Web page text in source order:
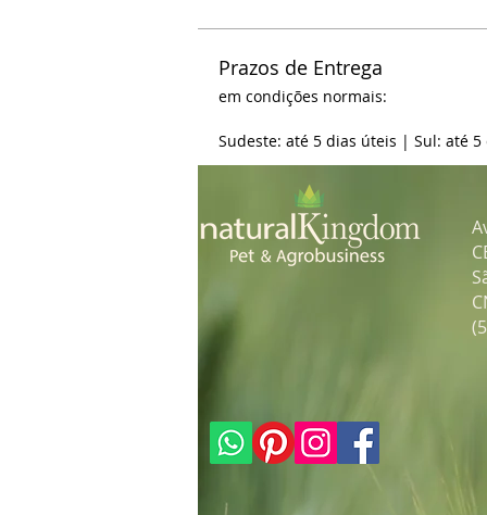
Prazos de Entrega
em condições normais:
Sudeste: até 5 dias úteis | Sul: até